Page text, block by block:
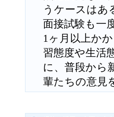
うケースはあ
面接試験も一
1ヶ月以上か
習態度や生活
に、普段から
輩たちの意見